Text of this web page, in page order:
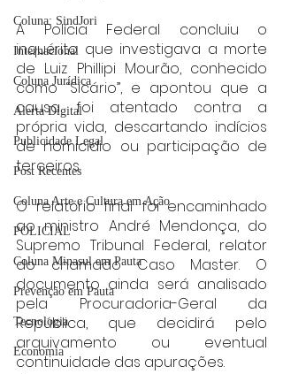
Coluna: SindJori
Internacional
Coluna Jurídica
Alerta Digital
Publicidade Legal
Post Recentes
Coluna Arte e Cultura em Ação
POLICIAL
Coluna Minasul em Pauta
Prevenção em Pauta
Tecnologia
Economia
A Polícia Federal concluiu o
inquérito que investigava a morte
de Luiz Phillipi Mourão, conhecido
como “Sicário”, e apontou que a
causa foi atentado contra a
própria vida, descartando indícios
de homicídio ou participação de
terceiros.
O relatório final foi encaminhado
ao ministro André Mendonça, do
Supremo Tribunal Federal, relator
do chamado Caso Master. O
documento ainda será analisado
pela Procuradoria-Geral da
República, que decidirá pelo
arquivamento ou eventual
continuidade das apurações.